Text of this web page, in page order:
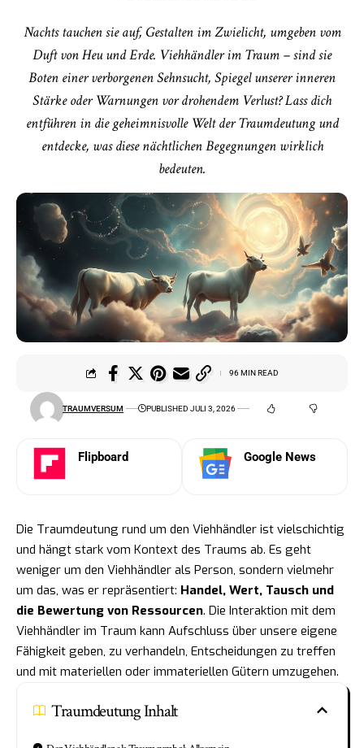
Nachts tauchen sie auf, Gestalten im Zwielicht, umgeben vom
Duft von Heu und Erde. Viehhändler im Traum – sind sie
Boten einer verborgenen Sehnsucht, Spiegel unserer inneren
Stärke oder Warnungen vor drohendem Verlust? Lass dich
entführen in die geheimnisvolle Welt der Traumdeutung und
entdecke, was diese nächtlichen Begegnungen wirklich
bedeuten.
TRAUMVERSUM PUBLISHED JULI 3, 2026
96 MIN READ
Flipboard Google News
Die Traumdeutung rund um den Viehhändler ist vielschichtig
und hängt stark vom Kontext des Traums ab. Es geht
weniger um den Viehhändler als Person, sondern vielmehr
um das, was er repräsentiert: Handel, Wert, Tausch und
die Bewertung von Ressourcen. Die Interaktion mit dem
Viehhändler im Traum kann Aufschluss über unsere eigene
Fähigkeit geben, zu verhandeln, Entscheidungen zu treffen
und mit materiellen oder immateriellen Gütern umzugehen.
Traumdeutung Inhalt